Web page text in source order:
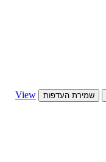
שמירת העדפות
View